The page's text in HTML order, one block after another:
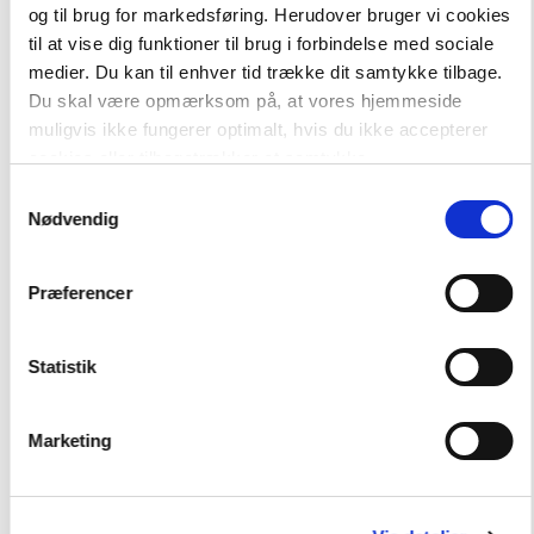
og til brug for markedsføring. Herudover bruger vi cookies
til at vise dig funktioner til brug i forbindelse med sociale
medier. Du kan til enhver tid trække dit samtykke tilbage.
Du skal være opmærksom på, at vores hjemmeside
muligvis ikke fungerer optimalt, hvis du ikke accepterer
Nødvendig
Præferencer
Statistik
Marketing
Danmark dengang
Danmark dengang 7 - Slaget på volden, Blå læseklub
189,00 kr.
Hent flere
FAG
50%